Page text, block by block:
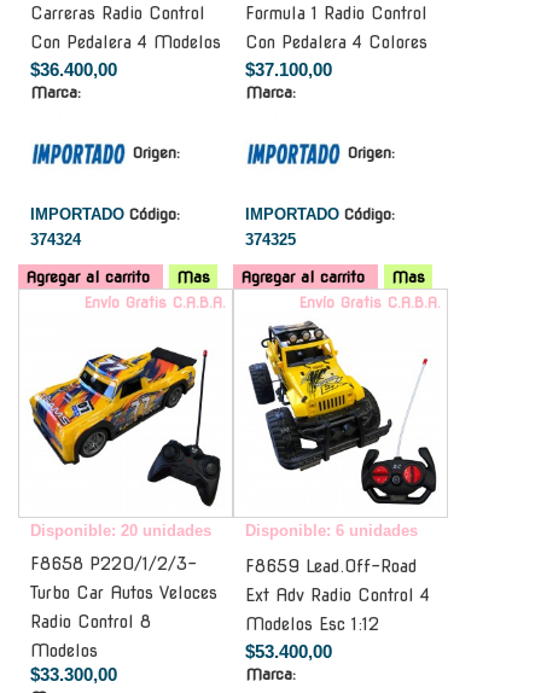
Carreras Radio Control
Con Pedalera 4 Modelos
$36.400,00
Marca:
Origen:
IMPORTADO Código:
374324
Agregar al carrito Mas
Formula 1 Radio Control
Con Pedalera 4 Colores
$37.100,00
Marca:
Origen:
IMPORTADO Código:
374325
Agregar al carrito
Mas
Envío Gratis C.A.B.A.
Disponible: 20 unidades
F8658 P220/1/2/3-
Turbo Car Autos Veloces
Radio Control 8
Modelos
$33.300,00
Envío Gratis C.A.B.A.
Disponible: 6 unidades
F8659 Lead.Off-Road
Ext Adv Radio Control 4
Modelos Esc 1:12
$53.400,00
Marca: